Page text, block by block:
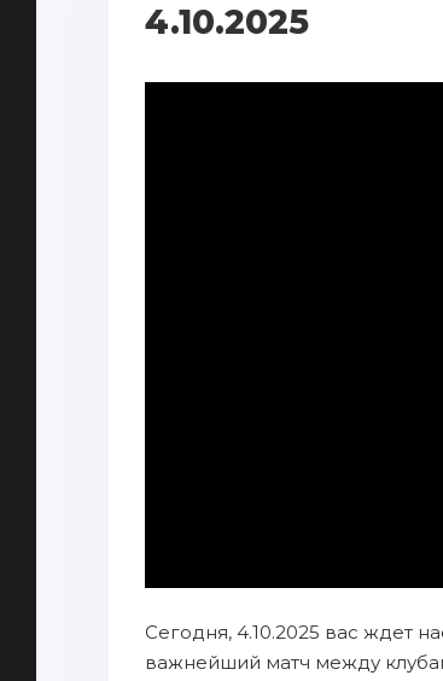
4.10.2025
Сегодня, 4.10.2025 вас ждет
важнейший матч между